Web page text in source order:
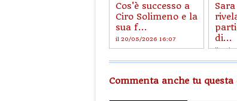
Cos'è successo a
Ciro Solimeno e la
sua f...
il 20/05/2026 16:07
di...
il 14/
Commenta anche tu questa